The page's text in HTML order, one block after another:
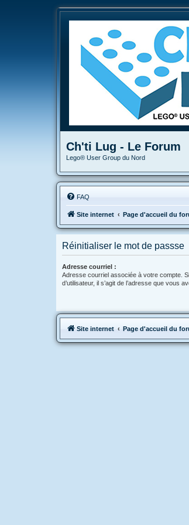
Ch'ti Lug - Le Forum
Lego® User Group du Nord
FAQ
Site internet Page d'accueil du
Réinitialiser le mot de passse
Adresse courriel :
Adresse courriel associée à votre compte.
d’utilisateur, il s’agit de l’adresse que vous
Site internet Page d'accueil du